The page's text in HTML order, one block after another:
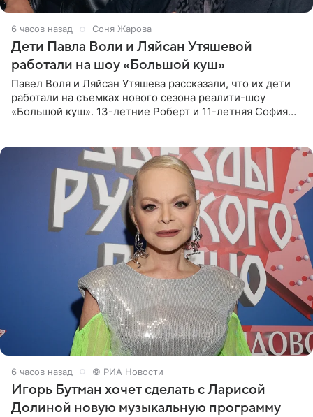
6 часов назад Соня Жарова
Дети Павла Воли и Ляйсан Утяшевой
работали на шоу «Большой куш»
Павел Воля и Ляйсан Утяшева рассказали, что их дети
работали на съемках нового сезона реалити-шоу
«Большой куш». 13-летние Роберт и 11-летняя София
6 часов назад © РИА Новости
Игорь Бутман хочет сделать с Ларисой
Долиной новую музыкальную программу